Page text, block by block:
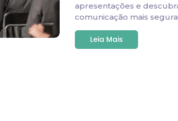
apresentações e
comunicação mais
Leia Mais